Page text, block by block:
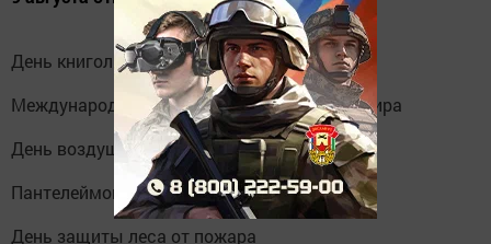
День книголюбов
Международный день коренных народов мира
День воздушных поцелуев
Пантелеймон Целитель
День защиты леса от пожара